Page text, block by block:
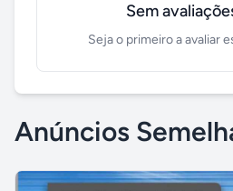
Sem
Seja o primeiro a avaliar
Anúncios